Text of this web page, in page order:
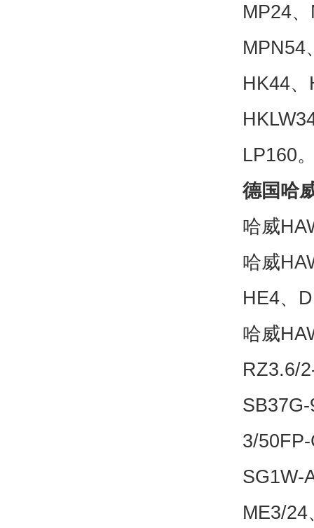
MP24
MPN54
HK44
LP160
德国哈
哈威
哈威
HE4、
哈威
RZ3.6/
3/
SG1W-
ME3/